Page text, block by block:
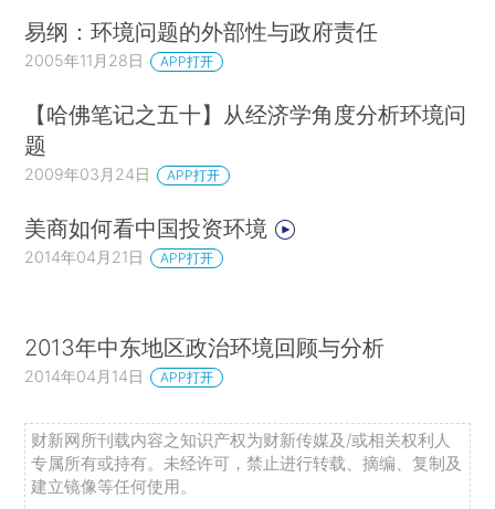
易纲：环境问题的外部性与政府责任
2005年11月28日 APP打开
【哈佛笔记之五十】从经济学角度分析环境问
题
2009年03月24日 APP打开
美商如何看中国投资环境
2014年04月21日 APP打开
2013年中东地区政治环境回顾与分析
2014年04月14日 APP打开
财新网所刊载内容之知识产权为财新传媒及/或相关权利人
专属所有或持有。未经许可，禁止进行转载、摘编、复制及
建立镜像等任何使用。